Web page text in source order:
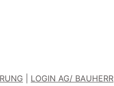
LOGIN AG/ BAUHERR